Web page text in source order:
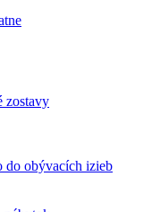
zostavy
do obývacích izieb